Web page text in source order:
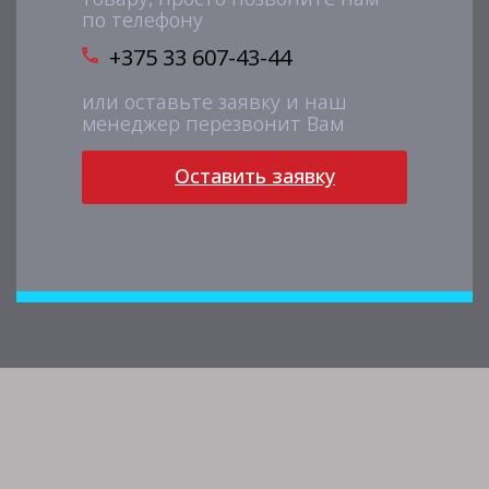
по телефону
+375 33 607-43-44
или оставьте заявку и наш
менеджер перезвонит Вам
Оставить заявку